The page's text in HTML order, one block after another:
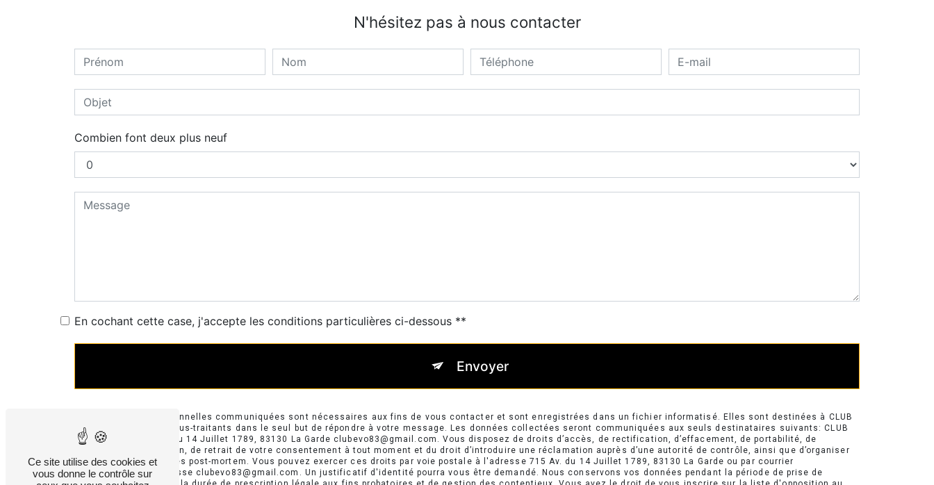
N'hésitez pas à nous contacter
Combien font deux plus neuf
En cochant cette case, j'accepte les conditions particulières ci-dessous **
Envoyer
** Les données personnelles communiquées sont nécessaires aux fins de vous contacter et sont enregistrées dans un fichier informatisé. Elles sont destinées à CLUB
EVOLUTION et ses sous-traitants dans le seul but de répondre à votre message. Les données collectées seront communiquées aux seuls destinataires suivants: CLUB
EVOLUTION 715 Av. du 14 Juillet 1789, 83130 La Garde clubevo83@gmail.com. Vous disposez de droits d’accès, de rectification, d’effacement, de portabilité, de
limitation, d’opposition, de retrait de votre consentement à tout moment et du droit d’introduire une réclamation auprès d’une autorité de contrôle, ainsi que d’organiser
le sort de vos données post-mortem. Vous pouvez exercer ces droits par voie postale à l'adresse 715 Av. du 14 Juillet 1789, 83130 La Garde ou par courrier
électronique à l'adresse clubevo83@gmail.com. Un justificatif d'identité pourra vous être demandé. Nous conservons vos données pendant la période de prise de
Ce site utilise des cookies et
vous donne le contrôle sur